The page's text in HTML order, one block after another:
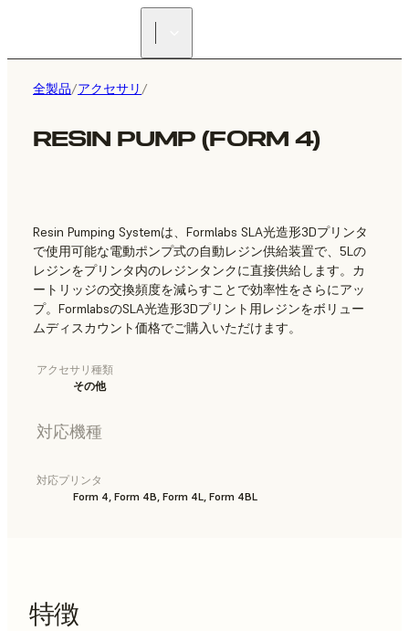
全製品/アクセサリ /
RESIN PUMP (FORM 4)
Resin Pumping Systemは、Formlabs SLA光造形3Dプリンタ
で使用可能な電動ポンプ式の自動レジン供給装置で、5Lの
レジンをプリンタ内のレジンタンクに直接供給します。カ
ートリッジの交換頻度を減らすことで効率性をさらにアッ
プ。FormlabsのSLA光造形3Dプリント用レジンをボリュー
ムディスカウント価格でご購入いただけます。
アクセサリ種類
その他
対応機種
対応プリンタ
Form 4, Form 4B, Form 4L, Form 4BL
特徴